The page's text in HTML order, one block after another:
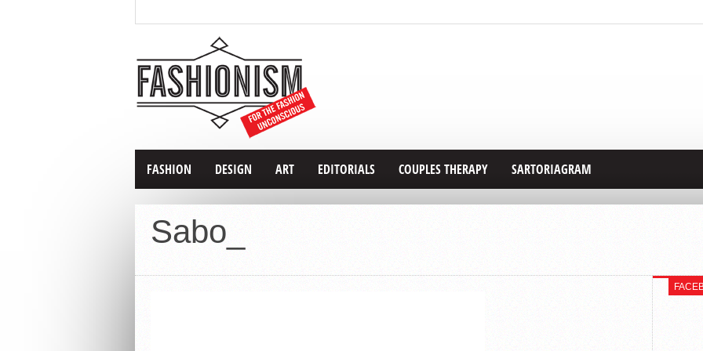
FASHION DESIGN ART EDITORIALS COUPLES THERAPY SARTORIAGRAM
Sabo_